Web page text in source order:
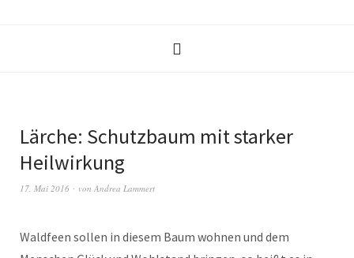
Lärche: Schutzbaum mit starker
Heilwirkung
17. Mai 2016 von Andrea Lammert
Waldfeen sollen in diesem Baum wohnen und dem